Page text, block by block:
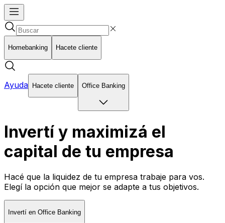
Homebanking Hacete cliente
Ayuda Hacete cliente Office Banking
Invertí y maximizá el
capital de tu empresa
Hacé que la liquidez de tu empresa trabaje para vos.
Elegí la opción que mejor se adapte a tus objetivos.
Invertí en Office Banking